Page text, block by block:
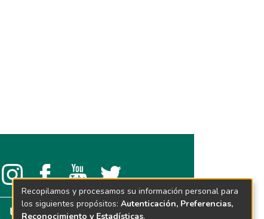
Recopilamos y procesamos su información personal para
los siguientes propósitos: Autenticación, Preferencias,
Reconocimiento y Estadísticas.